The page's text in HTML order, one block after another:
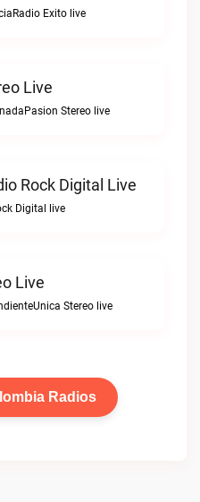
Exito live
Live
Stereo live
Rock Digital Live
Digital live
Live
Stereo live
Radios